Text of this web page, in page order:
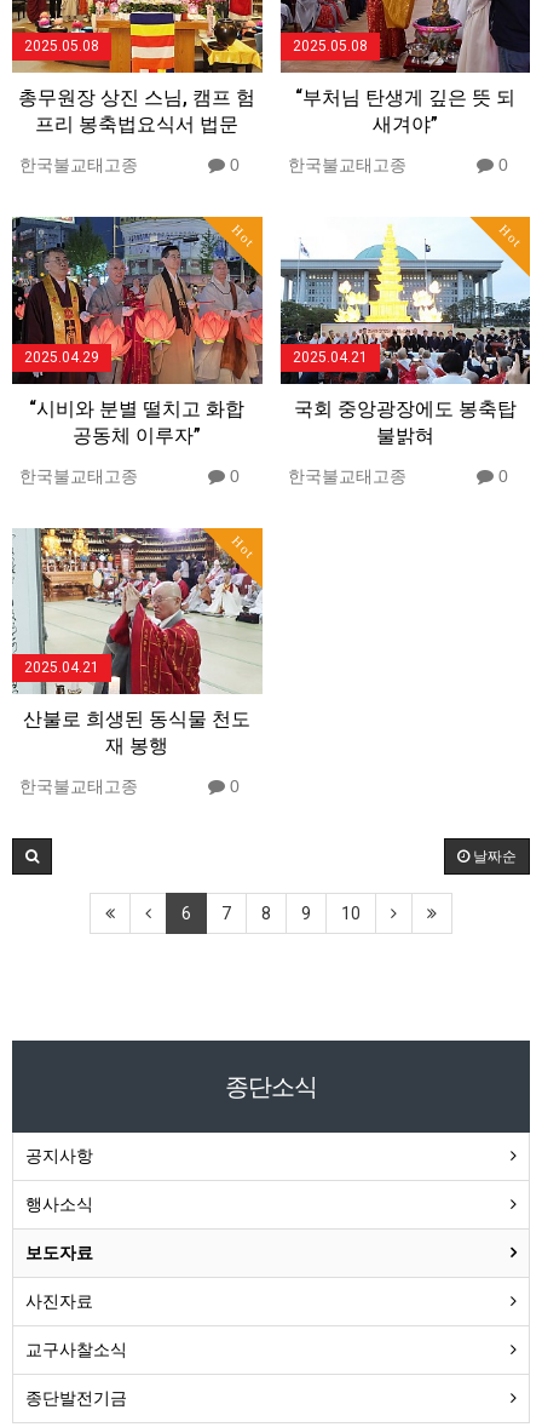
2025.05.08
총무원장 상진 스님, 캠프 험
프리 봉축법요식서 법문
한국불교태고종 0
2025.05.08
“부처님 탄생게 깊은 뜻 되
새겨야”
한국불교태고종 0
Hot
2025.04.29
“시비와 분별 떨치고 화합
공동체 이루자”
한국불교태고종 0
Hot
2025.04.21
국회 중앙광장에도 봉축탑
불밝혀
한국불교태고종 0
Hot
2025.04.21
산불로 희생된 동식물 천도
재 봉행
한국불교태고종 0
날짜순
6 7 8 9 10
종단소식
공지사항
행사소식
보도자료
사진자료
교구사찰소식
종단발전기금